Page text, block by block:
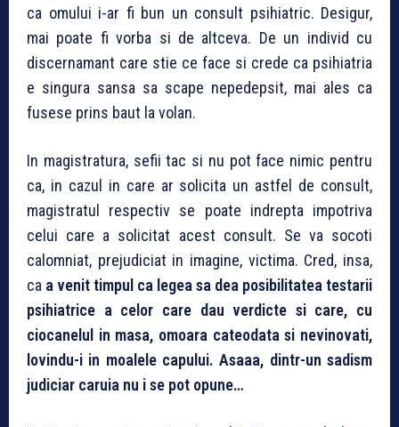
ca omului i-ar fi bun un consult psihiatric. Desigur,
mai poate fi vorba si de altceva. De un individ cu
discernamant care stie ce face si crede ca psihiatria
e singura sansa sa scape nepedepsit, mai ales ca
fusese prins baut la volan.
In magistratura, sefii tac si nu pot face nimic pentru
ca, in cazul in care ar solicita un astfel de consult,
magistratul respectiv se poate indrepta impotriva
celui care a solicitat acest consult. Se va socoti
calomniat, prejudiciat in imagine, victima. Cred, insa,
ca a venit timpul ca legea sa dea posibilitatea testarii
psihiatrice a celor care dau verdicte si care, cu
ciocanelul in masa, omoara cateodata si nevinovati,
lovindu-i in moalele capului. Asaaa, dintr-un sadism
judiciar caruia nu i se pot opune…